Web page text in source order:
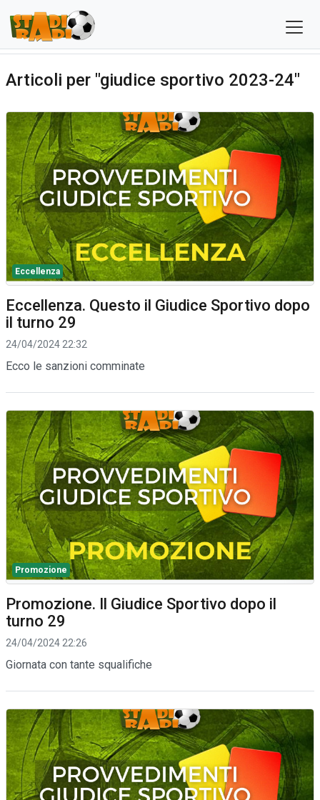
Articoli per "giudice sportivo 2023-24"
Eccellenza
Eccellenza. Questo il Giudice Sportivo dopo
il turno 29
24/04/2024 22:32
Ecco le sanzioni comminate
Promozione
Promozione. Il Giudice Sportivo dopo il
turno 29
24/04/2024 22:26
Giornata con tante squalifiche